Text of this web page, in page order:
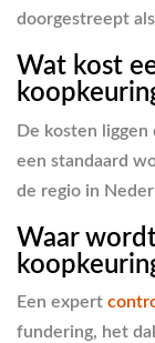
doorgestreept
Wat kost
De kosten
een standaard
de regio in
Waar
Een expert
fundering, het